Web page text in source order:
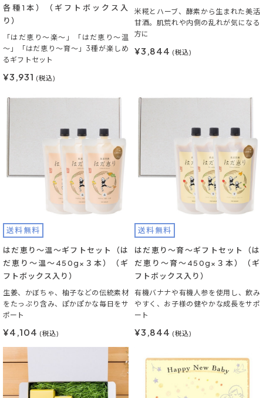
各種1本）（ギフトボックス入
り）
「はだ恵り～楽～」「はだ恵り～温
～」「はだ恵り～育～」3種が楽しめ
るギフトセット
¥3,931 (税込)
米糀とハーブ、酵素から生まれた美活
甘酒。肌荒れや内側の乱れが気になる
方に
¥3,844 (税込)
送料無料
はだ恵り～温～ギフトセット（は
だ恵り～温～450g×３本）（ギ
フトボックス入り）
生姜、かぼちゃ、柚子などの伝統素材
をたっぷり含み、ぽかぽかな毎日をサ
ポート
¥4,104 (税込)
送料無料
はだ恵り～育～ギフトセット（は
だ恵り～育～450g×３本）（ギ
フトボックス入り）
有機バナナや有機人参を使用し、飲み
やすく、お子様の健やかな成長をサポ
ート
¥3,844 (税込)